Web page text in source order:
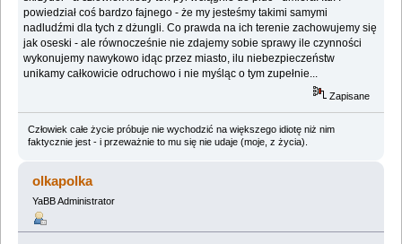
powiedział coś bardzo fajnego - że my jesteśmy takimi samymi
nadludźmi dla tych z dżungli. Co prawda na ich terenie zachowujemy się
jak oseski - ale równocześnie nie zdajemy sobie sprawy ile czynności
wykonujemy nawykowo idąc przez miasto, ilu niebezpieczeństw
unikamy całkowicie odruchowo i nie myśląc o tym zupełnie...
Zapisane
Człowiek całe życie próbuje nie wychodzić na większego idiotę niż nim
faktycznie jest - i przeważnie to mu się nie udaje (moje, z życia).
olkapolka
YaBB Administrator